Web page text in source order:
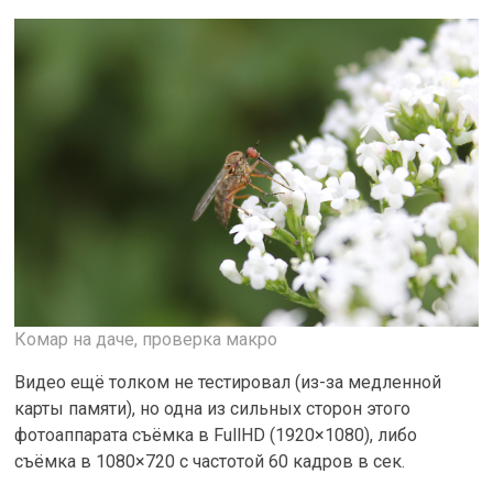
Комар на даче, проверка макро
Видео ещё толком не тестировал (из-за медленной
карты памяти), но одна из сильных сторон этого
фотоаппарата съёмка в FullHD (1920×1080), либо
съёмка в 1080×720 c частотой 60 кадров в сек.